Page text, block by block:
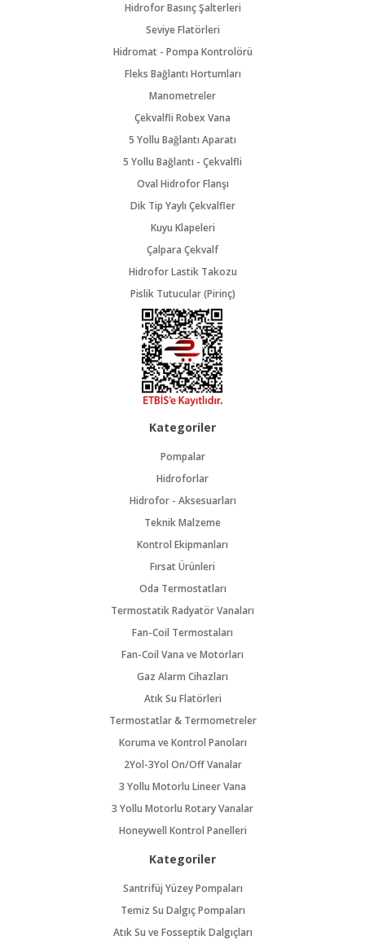
Hidrofor Basınç Şalterleri
Seviye Flatörleri
Hidromat - Pompa Kontrolörü
Fleks Bağlantı Hortumları
Manometreler
Çekvalfli Robex Vana
5 Yollu Bağlantı Aparatı
5 Yollu Bağlantı - Çekvalfli
Oval Hidrofor Flanşı
Dik Tip Yaylı Çekvalfler
Kuyu Klapeleri
Çalpara Çekvalf
Hidrofor Lastik Takozu
Pislik Tutucular (Pirinç)
Kategoriler
Pompalar
Hidroforlar
Hidrofor - Aksesuarları
Teknik Malzeme
Kontrol Ekipmanları
Fırsat Ürünleri
Oda Termostatları
Termostatik Radyatör Vanaları
Fan-Coil Termostaları
Fan-Coil Vana ve Motorları
Gaz Alarm Cihazları
Atık Su Flatörleri
Termostatlar & Termometreler
Koruma ve Kontrol Panoları
2Yol-3Yol On/Off Vanalar
3 Yollu Motorlu Lineer Vana
3 Yollu Motorlu Rotary Vanalar
Honeywell Kontrol Panelleri
Kategoriler
Santrifüj Yüzey Pompaları
Temiz Su Dalgıç Pompaları
Atık Su ve Fosseptik Dalgıçları